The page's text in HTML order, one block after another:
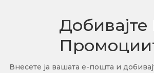
Добивајте
Внесете ја вашата е-пошта и